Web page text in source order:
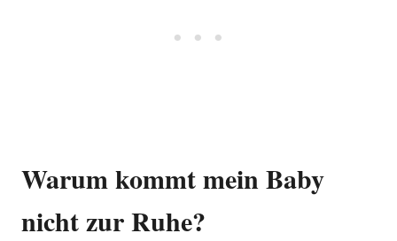
Warum kommt mein Baby
nicht zur Ruhe?